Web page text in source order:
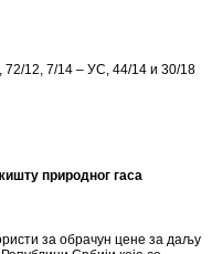
72/12, 7/14 – УС, 44/14 и 30/18
природног гаса
за обрачун цене за даљу